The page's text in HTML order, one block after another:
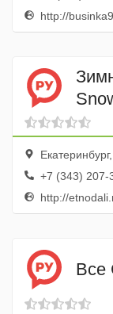
http://
+7 (343) 207-
http://
Все